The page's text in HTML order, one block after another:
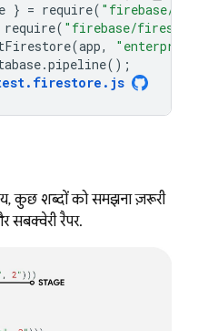
} = require( "firebase/
require( "firebase/
(app, "enterprise"
.pipeline();
. firestore . js
कुछ शब्दों को समझना ज़रूरी
रैपर.